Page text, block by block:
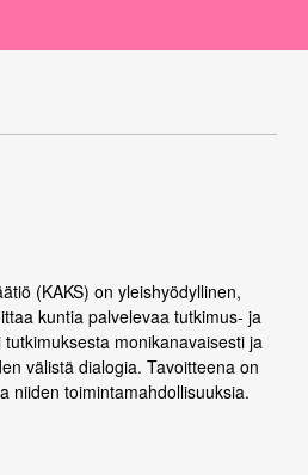
(KAKS) on yleishyödyllinen,
kuntia palvelevaa tutkimus- ja
monikanavaisesti ja
välistä dialogia. Tavoitteena on
niiden toimintamahdollisuuksia.